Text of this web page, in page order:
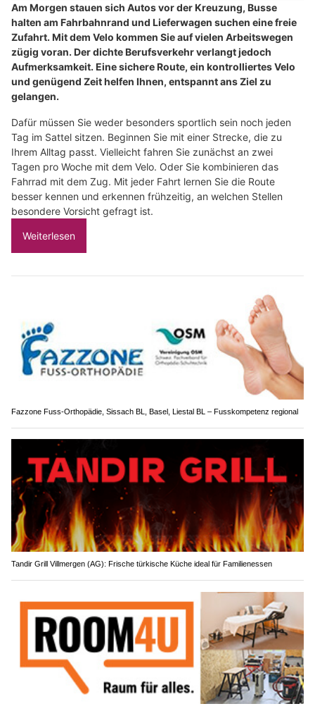
Am Morgen stauen sich Autos vor der Kreuzung, Busse
halten am Fahrbahnrand und Lieferwagen suchen eine freie
Zufahrt. Mit dem Velo kommen Sie auf vielen Arbeitswegen
zügig voran. Der dichte Berufsverkehr verlangt jedoch
Aufmerksamkeit. Eine sichere Route, ein kontrolliertes Velo
und genügend Zeit helfen Ihnen, entspannt ans Ziel zu
gelangen.
Dafür müssen Sie weder besonders sportlich sein noch jeden
Tag im Sattel sitzen. Beginnen Sie mit einer Strecke, die zu
Ihrem Alltag passt. Vielleicht fahren Sie zunächst an zwei
Tagen pro Woche mit dem Velo. Oder Sie kombinieren das
Fahrrad mit dem Zug. Mit jeder Fahrt lernen Sie die Route
besser kennen und erkennen frühzeitig, an welchen Stellen
besondere Vorsicht gefragt ist.
Weiterlesen
Fazzone Fuss-Orthopädie, Sissach BL, Basel, Liestal BL – Fusskompetenz regional
Tandir Grill Villmergen (AG): Frische türkische Küche ideal für Familienessen